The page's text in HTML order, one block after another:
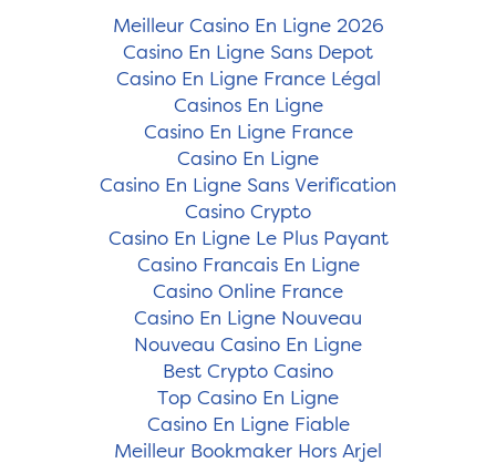
Meilleur Casino En Ligne 2026
Casino En Ligne Sans Depot
Casino En Ligne France Légal
Casinos En Ligne
Casino En Ligne France
Casino En Ligne
Casino En Ligne Sans Verification
Casino Crypto
Casino En Ligne Le Plus Payant
Casino Francais En Ligne
Casino Online France
Casino En Ligne Nouveau
Nouveau Casino En Ligne
Best Crypto Casino
Top Casino En Ligne
Casino En Ligne Fiable
Meilleur Bookmaker Hors Arjel